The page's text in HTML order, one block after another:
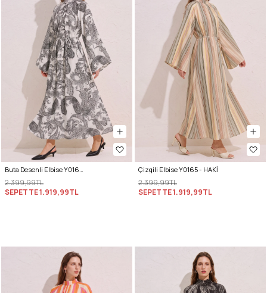
2.399,99TL
SEPETTE1.919,99TL
Çizgili Elbise Y0165 - HAKİ
2.399,99TL
SEPETTE1.919,99TL